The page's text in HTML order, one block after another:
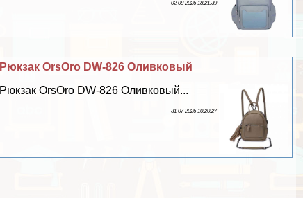
02 08 2026 18:21:39
Рюкзак OrsOro DW-826 Оливковый
Рюкзак OrsOro DW-826 Оливковый...
31 07 2026 10:20:27